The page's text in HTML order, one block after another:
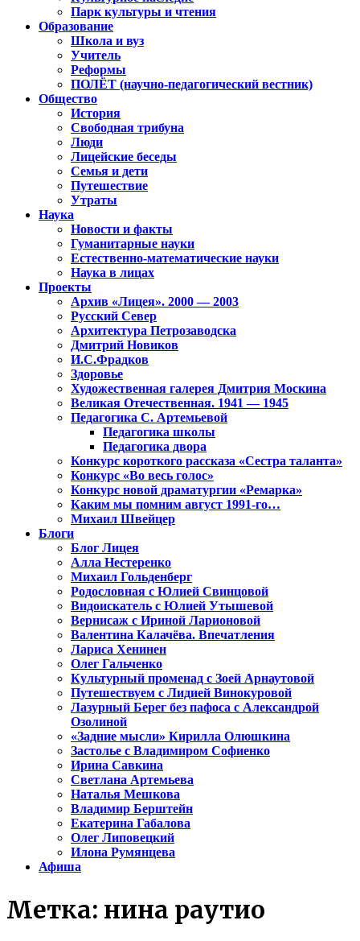
Парк культуры и чтения
Образование
Школа и вуз
Учитель
Реформы
ПОЛЁТ (научно-педагогический вестник)
Общество
История
Свободная трибуна
Люди
Лицейские беседы
Семья и дети
Путешествие
Утраты
Наука
Новости и факты
Гуманитарные науки
Естественно-математические науки
Наука в лицах
Проекты
Архив «Лицея». 2000 — 2003
Русский Север
Архитектура Петрозаводска
Дмитрий Новиков
И.С.Фрадков
Здоровье
Художественная галерея Дмитрия Москина
Великая Отечественная. 1941 — 1945
Педагогика С. Артемьевой
Педагогика школы
Педагогика двора
Конкурс короткого рассказа «Сестра таланта»
Конкурс «Во весь голос»
Конкурс новой драматургии «Ремарка»
Каким мы помним август 1991-го…
Михаил Швейцер
Блоги
Блог Лицея
Алла Нестеренко
Михаил Гольденберг
Родословная с Юлией Свинцовой
Видоискатель с Юлией Утышевой
Вернисаж с Ириной Ларионовой
Валентина Калачёва. Впечатления
Лариса Хенинен
Олег Гальченко
Культурный променад с Зоей Арнаутовой
Путешествуем с Лидией Винокуровой
Лазурный Берег без пафоса с Александрой
Озолиной
«Задние мысли» Кирилла Олюшкина
Застолье с Владимиром Софиенко
Ирина Савкина
Светлана Артемьева
Наталья Мешкова
Владимир Берштейн
Екатерина Габалова
Олег Липовецкий
Илона Румянцева
Афиша
Метка: нина раутио